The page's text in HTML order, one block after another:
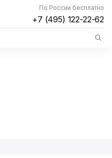
По России бесплатно
+7 (495) 122-22-62